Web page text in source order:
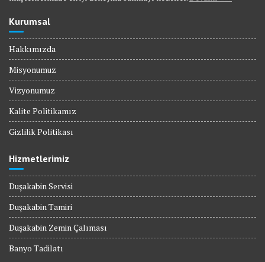
Kurumsal
Hakkımızda
Misyonumuz
Vizyonumuz
Kalite Politikamız
Gizlilik Politikası
Hizmetlerimiz
Duşakabin Servisi
Duşakabin Tamiri
Duşakabin Zemin Çalıması
Banyo Tadilatı